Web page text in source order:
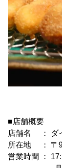
■店舗概要
店舗名 ： ダ
所在地 ： 〒
営業時間 ：